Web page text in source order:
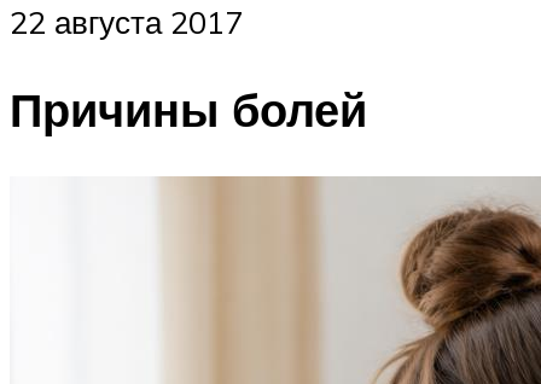
22 августа 2017
Причины болей